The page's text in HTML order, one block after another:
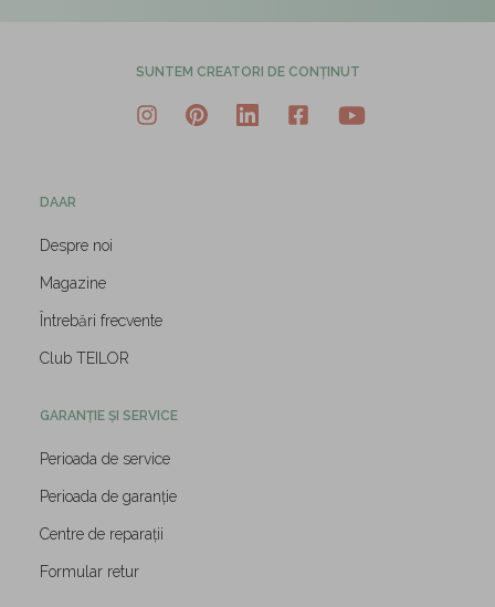
SUNTEM CREATORI DE CONȚINUT
DAAR
Despre noi
Magazine
Întrebări frecvente
Club TEILOR
GARANȚIE ȘI SERVICE
Perioada de service
Perioada de garanție
Centre de reparații
Formular retur